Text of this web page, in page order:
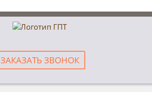
ЗАКАЗАТЬ ЗВОНОК